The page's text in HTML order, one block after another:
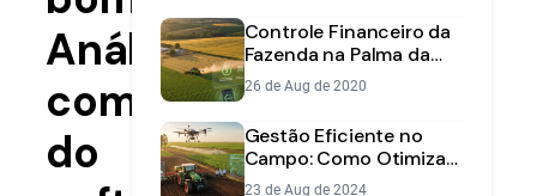
Análise
completa
do
Controle Financeiro da
Fazenda na Palma da
Mão: Novidades do App
Aegro
26 de Aug de 2020
Gestão Eficiente no
Campo: Como Otimizar
as Atividades da Sua
23 de Aug de 2024